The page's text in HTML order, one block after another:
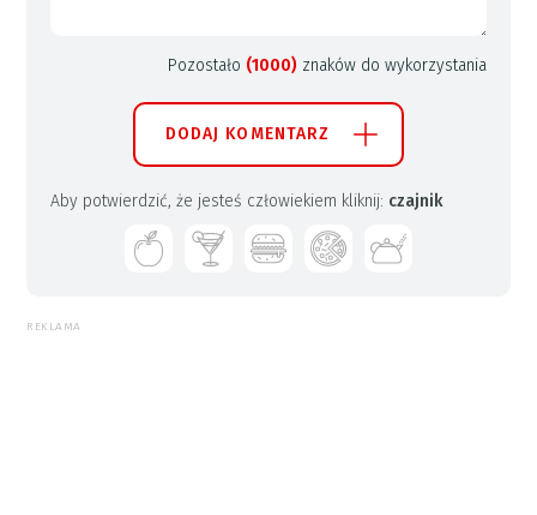
Pozostało (1000) znaków do wykorzystania
DODAJ KOMENTARZ
Aby potwierdzić, że jesteś człowiekiem kliknij: czajnik
REKLAMA